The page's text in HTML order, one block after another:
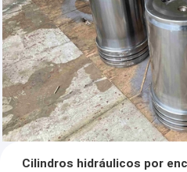
Cilindros hidráulicos por